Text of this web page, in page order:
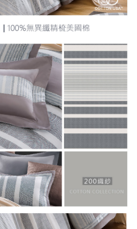
止該用戶之使用額度並採取法律行動。